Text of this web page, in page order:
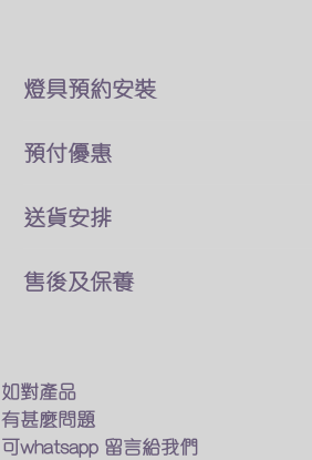
​燈具預約安裝
價錢巳經包了折除舊燈 及原位安裝
費用可於安裝後付現
如有其他疑問及特別安裝需求
​觀迎找我們的客戶服務業員討論
預付優惠
及預先付款兩種付款方式
預先付款可享有9折優惠
Payme
Wechat Pay
​支付寶(香港)
送貨安排
專人送貨上門 馬上進行安裝
我們的專業人員也會送貨上門
在閣下面前試用燈具
確保送到你手的貨品能完美運作
售後及保養
我們會有專人上門維修及更換
保養期後如果需要維修及更換光源
如對產品
有甚麼問題
可whatsapp 留言給我們